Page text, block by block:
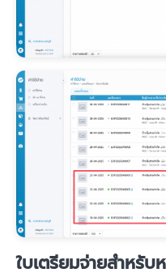
ใบเตรียมจ่ายสำหรับ